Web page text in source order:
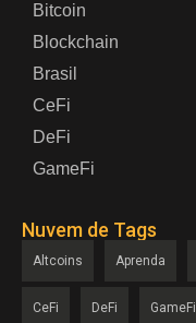
Bitcoin
Blockchain
Brasil
CeFi
DeFi
GameFi
Nuvem de Tags
Altcoins Aprenda
CeFi DeFi GameFi